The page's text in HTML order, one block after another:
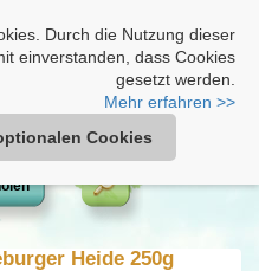
Durch die Nutzung dieser
einverstanden, dass Cookies
gesetzt werden.
Mehr erfahren >>
Cookies
Heide 250g